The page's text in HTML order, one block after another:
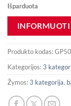
Išparduota
Produkto kodas:
Kategorijos:3
Žymos:3 kategorija,